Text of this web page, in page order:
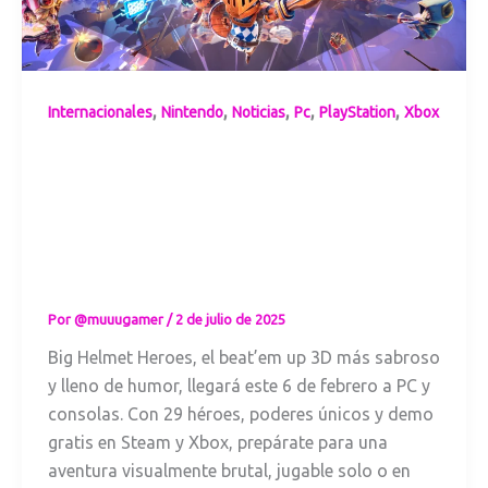
Internacionales, Nintendo, Noticias, Pc, PlayStation, Xbox
Por@muuugamer/ 2 de julio de 2025
Big Helmet Heroes, el beat’em up 3D más sabroso
y lleno de humor, llegará este 6 de febrero a PC y
consolas. Con 29 héroes, poderes únicos y demo
gratis en Steam y Xbox, prepárate para una
aventura visualmente brutal, jugable solo o en